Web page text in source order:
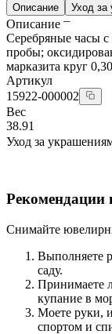
Описание Уход за
Описание
Серебряные часы с
пробы;
марказита круг
Артикул
15922-000002
Вес
38.91
Уход за
Рекомендации
Снимайте
Выполняете
саду.
Принимаете
купание в
Моете руки,
спортом и